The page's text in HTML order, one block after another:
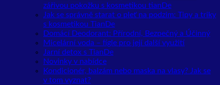
zářivou pokožku s kosmetikou tianDe
Jak se správně starat o pleť na podzim: Tipy a triky
s kosmetikou TianDe
Domácí Deodorant: Přírodní, Bezpečný a Účinný
Micelární voda – fígle pro její další využití
Jarní detox s TianDe
Novinky v nabídce
Kondicionér, balzám nebo maska na vlasy? Jak se
v tom vyznat?